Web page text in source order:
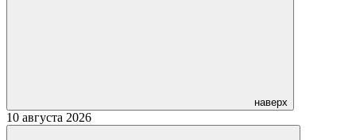
наверх
10 августа 2026